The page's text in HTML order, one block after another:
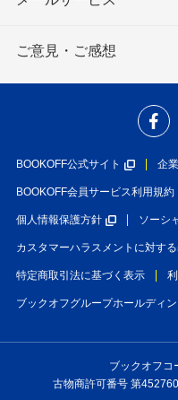
ご意見・ご感想
BOOKOFF公式サイト 企
BOOKOFF会員サービス利用規約
個人情報保護方針 ソーシ
カスタマーハラスメントに対す
特定商取引法に基づく表示
ブックオフグループホールディ
ブックオフコ
古物商許可番号 第